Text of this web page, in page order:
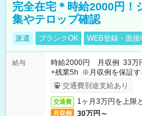
完全在宅＊時給2000円！
集やテロップ確認
派遣 ブランクOK WEB登録・面接
給与
時給2000円 月収例 33万
+残業5h ※月収例を保証
取りサービス利用可（利用
交通費別途支給あり
交通費 1ヶ月3万円を上限
月収例 30万円～